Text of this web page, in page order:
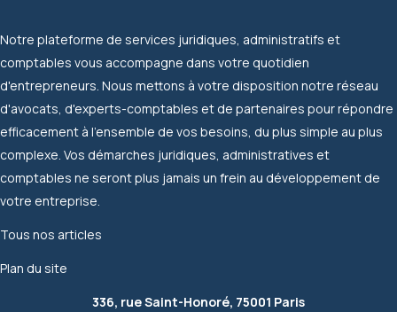
Notre plateforme de services juridiques, administratifs et
comptables vous accompagne dans votre quotidien
d'entrepreneurs. Nous mettons à votre disposition notre réseau
d'avocats, d'experts-comptables et de partenaires pour répondre
efficacement à l'ensemble de vos besoins, du plus simple au plus
complexe. Vos démarches juridiques, administratives et
comptables ne seront plus jamais un frein au développement de
votre entreprise.
Tous nos articles
Plan du site
336, rue Saint-Honoré, 75001 Paris